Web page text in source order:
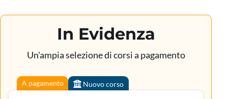
In Evidenza
Un'ampia selezione di corsi a pagamento
A pagamento Nuovo corso